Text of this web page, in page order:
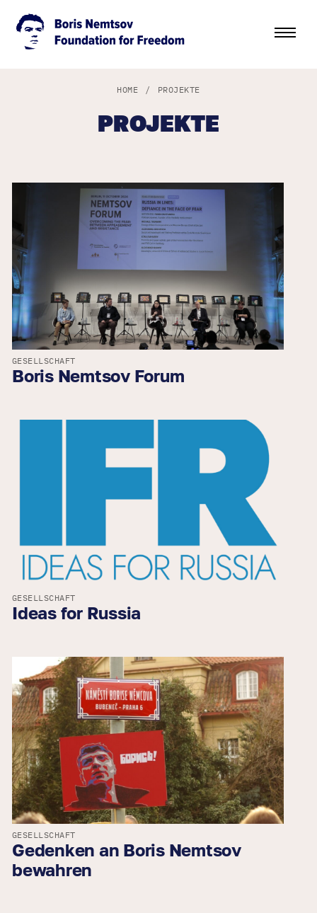
HOME / PROJEKTE
PROJEKTE
GESELLSCHAFT
Boris Nemtsov Forum
GESELLSCHAFT
Ideas for Russia
GESELLSCHAFT
Gedenken an Boris Nemtsov
bewahren